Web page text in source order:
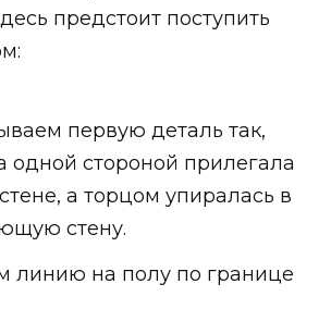
предстоит поступить
первую деталь так,
одной стороной прилегала
а торцом упиралась в
стену.
линию на полу по границе